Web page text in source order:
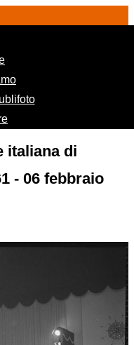
(current)
italiana di
- 06 febbraio